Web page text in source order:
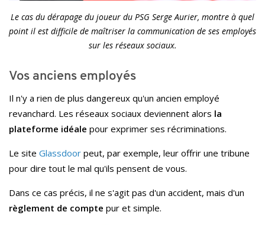
Le cas du dérapage du joueur du PSG Serge Aurier, montre à quel
point il est difficile de maîtriser la communication de ses employés
sur les réseaux sociaux.
Vos anciens employés
Il n'y a rien de plus dangereux qu'un ancien employé
revanchard. Les réseaux sociaux deviennent alors la
plateforme idéale pour exprimer ses récriminations.
Le site Glassdoor peut, par exemple, leur offrir une tribune
pour dire tout le mal qu'ils pensent de vous.
Dans ce cas précis, il ne s'agit pas d'un accident, mais d'un
règlement de compte pur et simple.